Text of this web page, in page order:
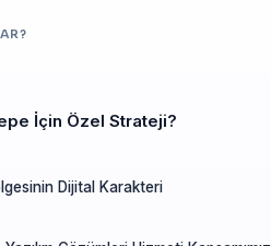
İçin Özel Strateji?
Dijital Karakteri